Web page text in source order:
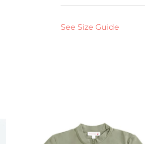
See Size Guide